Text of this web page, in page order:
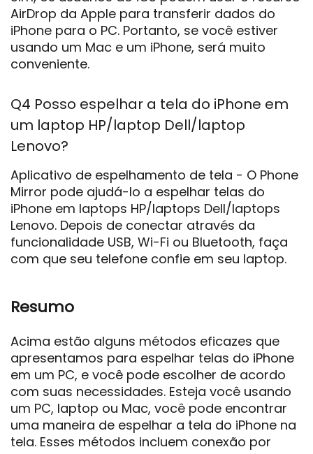
AirDrop da Apple para transferir dados do
iPhone para o PC. Portanto, se você estiver
usando um Mac e um iPhone, será muito
conveniente.
Q4 Posso espelhar a tela do iPhone em
um laptop HP/laptop Dell/laptop
Lenovo?
Aplicativo de espelhamento de tela - O Phone
Mirror pode ajudá-lo a espelhar telas do
iPhone em laptops HP/laptops Dell/laptops
Lenovo. Depois de conectar através da
funcionalidade USB, Wi-Fi ou Bluetooth, faça
com que seu telefone confie em seu laptop.
Resumo
Acima estão alguns métodos eficazes que
apresentamos para espelhar telas do iPhone
em um PC, e você pode escolher de acordo
com suas necessidades. Esteja você usando
um PC, laptop ou Mac, você pode encontrar
uma maneira de espelhar a tela do iPhone na
tela. Esses métodos incluem conexão por